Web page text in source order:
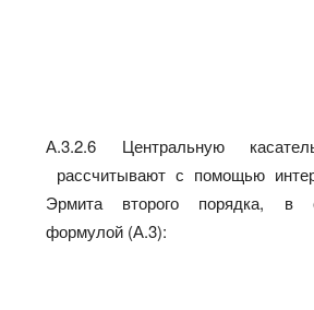
А.3.2.6 Центральную
рассчитывают с помощью
Эрмита второго порядка, в
формулой (А.3):